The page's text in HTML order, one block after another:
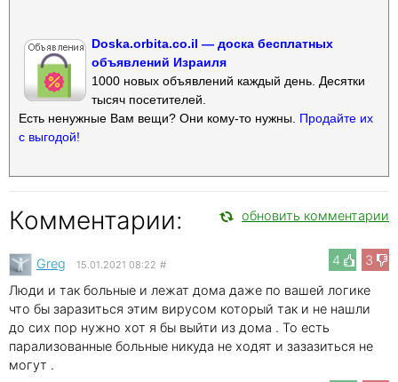
Doska.orbita.co.il — доска бесплатных
объявлений Израиля
1000 новых объявлений каждый день. Десятки
тысяч посетителей.
Есть ненужные Вам вещи? Они кому-то нужны. Продайте их
с выгодой!
Комментарии: обновить комментарии
4 3
Greg 15.01.2021 08:22 #
Люди и так больные и лежат дома даже по вашей логике
что бы заразиться этим вирусом который так и не нашли
до сих пор нужно хот я бы выйти из дома . То есть
парализованные больные никуда не ходят и зазазиться не
могут .